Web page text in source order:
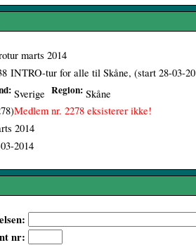
marts 2014
INTRO-tur for alle til Skåne, (start 28-03-
Sverige Region: Skåne
Medlem nr. 2278 eksisterer ikke!
2014
2014
nr: